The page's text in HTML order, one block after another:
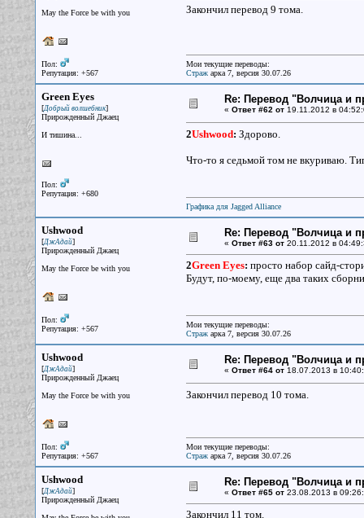
May the Force be with you
Пол:
Репутация: +567
Закончил перевод 9 тома.
Мои текущие переводы:
Стражарка 7, версия 30.07.26
Green Eyes
[Добрый волшебник]
Прирожденный Джаец
И тишина...
Пол:
Репутация: +680
Re: Перевод "Волчица и
« Ответ #62 от19.11.2012 в
2Ushwood: Здорово.
Что-то я седьмой том не вкуриваю.
Графика для Jagged Alliance
Ushwood
[ДжАдай]
Прирожденный Джаец
May the Force be with you
Пол:
Репутация: +567
Re: Перевод "Волчица и
« Ответ #63 от20.11.2012 в
2Green Eyes: просто набор сайд-
Будут, по-моему, еще два таких
Мои текущие переводы:
Стражарка 7, версия 30.07.26
Ushwood
[ДжАдай]
Прирожденный Джаец
May the Force be with you
Пол:
Репутация: +567
Re: Перевод "Волчица и
« Ответ #64 от18.07.2013 в
Закончил перевод 10 тома.
Мои текущие переводы:
Стражарка 7, версия 30.07.26
Ushwood
[ДжАдай]
Прирожденный Джаец
Re: Перевод "Волчица и
« Ответ #65 от23.08.2013 в
Закончил 11 том.